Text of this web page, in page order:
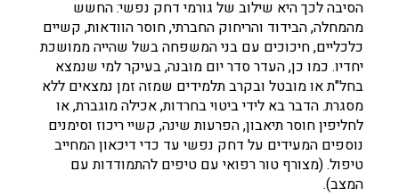
הסיבה לכך היא שילוב של גורמי דחק נפשי: החשש
מהמחלה, הבידוד והריחוק החברתי, חוסר הוודאות, קשיים
כלכליים, חיכוכים עם בני המשפחה בשל שהייה ממושכת
יחדיו. כמו כן, העדר סדר יום מובנה, בעיקר למי שנמצא
בחל"ת או מובטל ובקרב תלמידים שמזה זמן נמצאים ללא
מסגרת. הדבר בא לידי ביטוי בחרדות, אכילה מוגברת, או
לחליפין חוסר תיאבון, הפרעות שינה, קשיי ריכוז וסימנים
נוספים המעידים על דחק נפשי עד כדי דיכאון המחייב
טיפול. (מצורף טור רפואי עם טיפים להתמודדות עם
המצב).